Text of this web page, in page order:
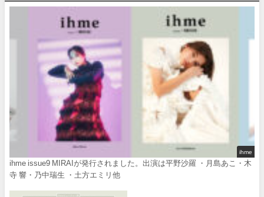
ihme
ihme issue9 MIRAIが発行されました。出演は平野沙羅 ・月島あこ・木
寺 響・乃中瑞生 ・土方エミリ他